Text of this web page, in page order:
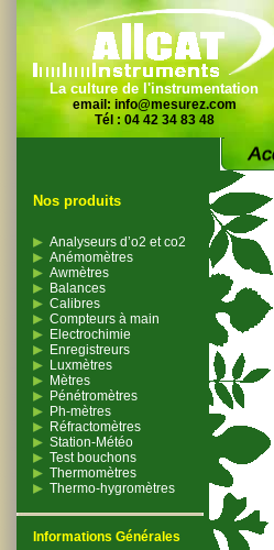
La culture de l'instrumentation
email: info@mesurez.com
Tél : 04 42 34 83 48
Nos produits
Analyseurs d’o2 et co2
Anémomètres
Awmètres
Balances
Calibres
Compteurs à main
Electrochimie
Enregistreurs
Luxmètres
Mètres
Pénétromètres
Ph-mètres
Réfractomètres
Station-Météo
Test bouchons
Thermomètres
Thermo-hygromètres
Informations Générales